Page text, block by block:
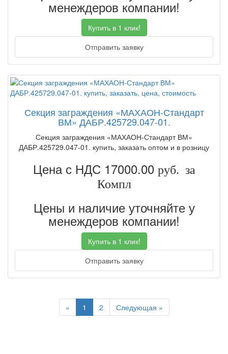
менеждеров компании!
Купить в 1 клик!
Отправить заявку
Секция заграждения «МАХАОН-Стандарт
ВМ» ДАБР.425729.047-01.
Секция заграждения «МАХАОН-Стандарт ВМ»
ДАБР.425729.047-01. купить, заказать оптом и в розницу
Цена с НДС 17000.00 руб. за
Компл
Цены и наличие уточняйте у
менеждеров компании!
Купить в 1 клик!
Отправить заявку
«Previous
1 2 Следующая »Next